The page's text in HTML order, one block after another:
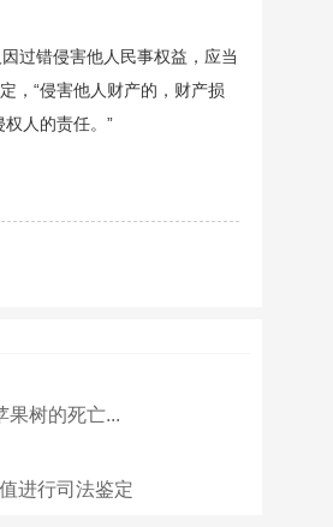
过错侵害他人民事权益，应当
，“侵害他人财产的，财产损
人的责任。”
果树的死亡...
进行司法鉴定